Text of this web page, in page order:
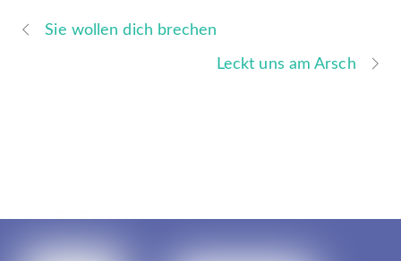
Sie wollen dich brechen
Leckt uns am Arsch